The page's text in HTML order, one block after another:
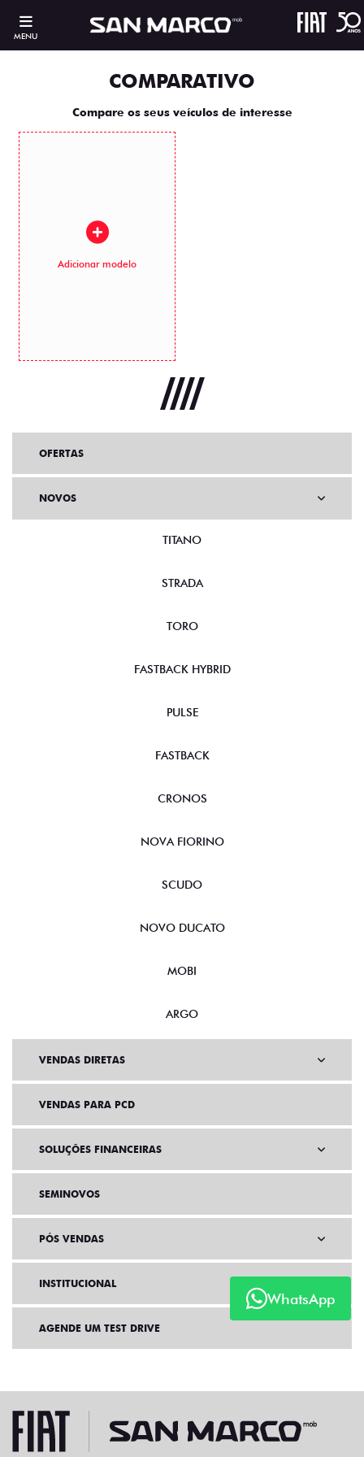
MENU
COMPARATIVO
Compare os seus veículos de interesse
Adicionar modelo
WhatsApp
OFERTAS
NOVOS
TITANO
STRADA
TORO
FASTBACK HYBRID
PULSE
FASTBACK
CRONOS
NOVA FIORINO
SCUDO
NOVO DUCATO
MOBI
ARGO
VENDAS DIRETAS
VENDAS PARA PCD
SOLUÇÕES FINANCEIRAS
SEMINOVOS
PÓS VENDAS
INSTITUCIONAL
AGENDE UM TEST DRIVE